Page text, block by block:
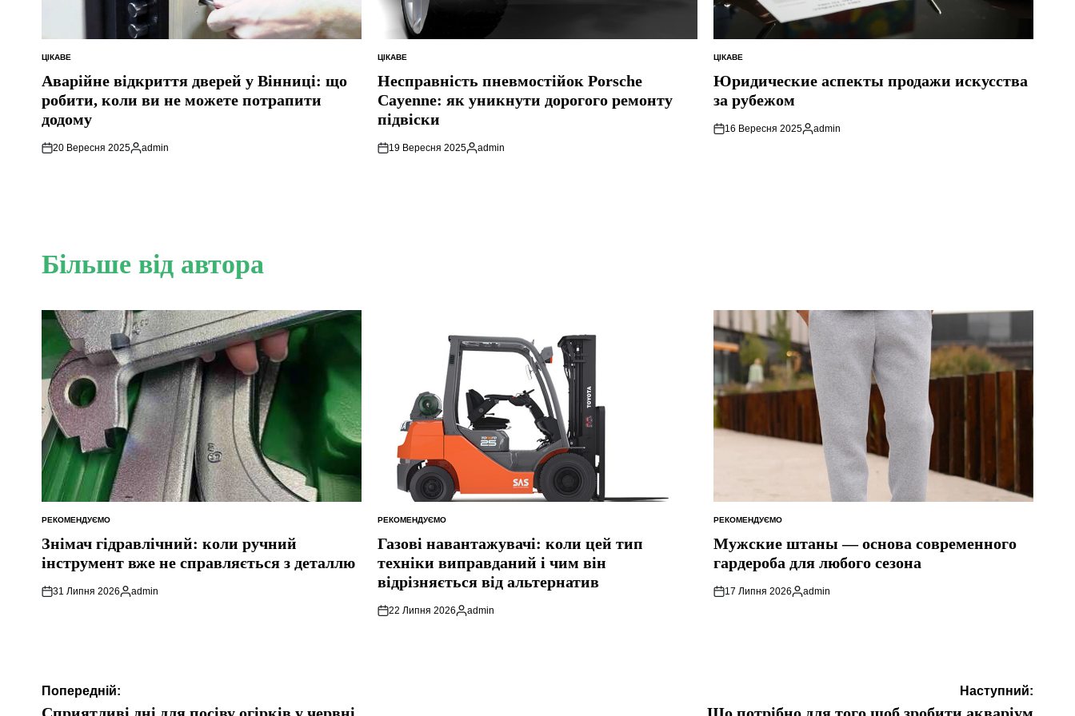
ОПУБЛІКУВАТИ
ЦІКАВЕ
Аварійне відкриття дверей у Вінниці: що
робити, коли ви не можете потрапити
додому
20 Вересня 2025
Опубліковано
admin
ОПУБЛІКУВАТИ
У
ЦІКАВЕ
Несправність пневмостійок Porsche
Cayenne: як уникнути дорогого ремонту
підвіски
19 Вересня 2025
Опубліковано
admin
ОПУБЛІКУВАТИ
У
ЦІКАВЕ
Юридические аспекты продажи искусства
за рубежом
16 Вересня 2025
Опубліковано
admin
Більше від автора
ОПУБЛІКУВАТИ
У
РЕКОМЕНДУЄМО
Знімач гідравлічний: коли ручний
інструмент вже не справляється з деталлю
31 Липня 2026
Опубліковано
admin
ОПУБЛІКУВАТИ
У
РЕКОМЕНДУЄМО
Газові навантажувачі: коли цей тип
техніки виправданий і чим він
відрізняється від альтернатив
22 Липня 2026
Опубліковано
admin
ОПУБЛІКУВАТИ
У
РЕКОМЕНДУЄМО
Мужские штаны — основа современного
гардероба для любого сезона
17 Липня 2026
Опубліковано
admin
Навігація
Попередній: Наступний: